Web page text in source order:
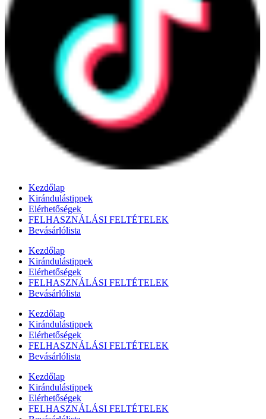
Kezdőlap
Kirándulástippek
Elérhetőségek
FELHASZNÁLÁSI FELTÉTELEK
Bevásárlólista
Kezdőlap
Kirándulástippek
Elérhetőségek
FELHASZNÁLÁSI FELTÉTELEK
Bevásárlólista
Kezdőlap
Kirándulástippek
Elérhetőségek
FELHASZNÁLÁSI FELTÉTELEK
Bevásárlólista
Kezdőlap
Kirándulástippek
Elérhetőségek
FELHASZNÁLÁSI FELTÉTELEK